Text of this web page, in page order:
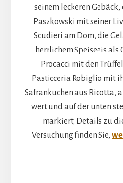
seinem leckeren Gebäck,
Paszkowski mit seiner
Scudieri am Dom, die
herrlichem Speiseeis als
Procacci mit den
Pasticceria Robiglio mit
Safrankuchen aus Ricotta,
wert und auf der unten
markiert, Details zu
Versuchung finden Sie,